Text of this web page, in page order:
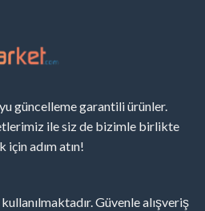
güncelleme garantili ürünler.
ile siz de bizimle birlikte
adım atın!
Güvenle alışveriş